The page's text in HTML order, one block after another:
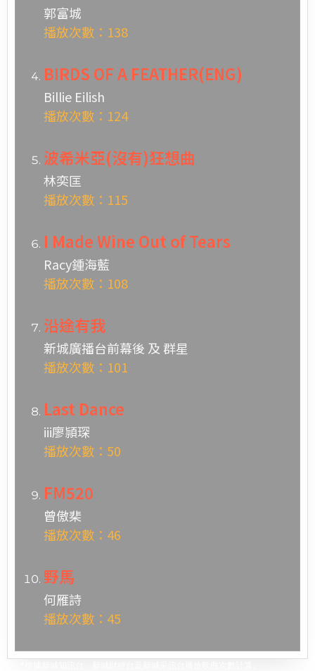
郭富城
播放次數：138
BIRDS OF A FEATHER(ENG)
Billie Eilish
播放次數：124
波希米亞(沒有)狂想曲
林奕匡
播放次數：115
I Made Wine Out of Tears
Racy鍾海藍
播放次數：108
沿途有我
新城廣播台前幕後 及 群星
播放次數：101
Last Dance
iii廖頴琛
播放次數：50
FM520
曾傲棐
播放次數：46
野馬
何雁詩
播放次數：45